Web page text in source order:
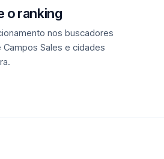
o ranking
nos buscadores
Campos Sales e cidades